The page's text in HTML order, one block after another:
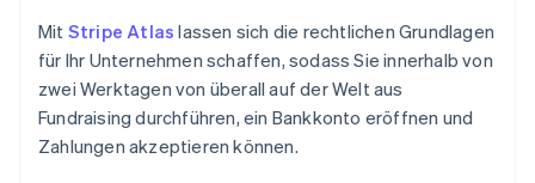
Mit Stripe Atlas lassen sich die rechtlichen Grundlagen
für Ihr Unternehmen schaffen, sodass Sie innerhalb von
zwei Werktagen von überall auf der Welt aus
Fundraising durchführen, ein Bankkonto eröffnen und
Zahlungen akzeptieren können.